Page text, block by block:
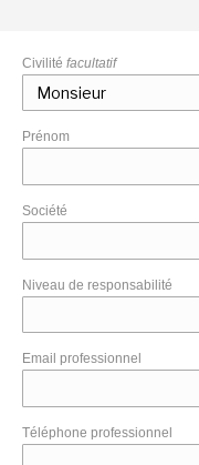
Civilité facultatif
Prénom
Société
Niveau de responsabilité
Email professionnel
Téléphone professionnel